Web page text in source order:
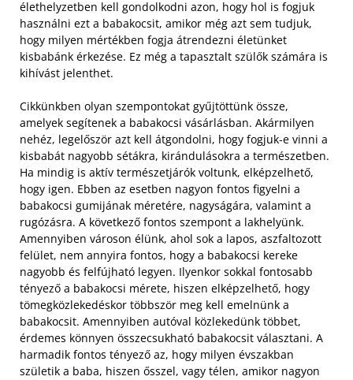
élethelyzetben kell gondolkodni azon, hogy hol is fogjuk
használni ezt a babakocsit, amikor még azt sem tudjuk,
hogy milyen mértékben fogja átrendezni életünket
kisbabánk érkezése. Ez még a tapasztalt szülők számára is
kihívást jelenthet.
Cikkünkben olyan szempontokat gyűjtöttünk össze,
amelyek segítenek a babakocsi vásárlásban. Akármilyen
nehéz, legelőször azt kell átgondolni, hogy fogjuk-e vinni a
kisbabát nagyobb sétákra, kirándulásokra a természetben.
Ha mindig is aktív természetjárók voltunk, elképzelhető,
hogy igen. Ebben az esetben nagyon fontos figyelni a
babakocsi gumijának méretére, nagyságára, valamint a
rugózásra. A következő fontos szempont a lakhelyünk.
Amennyiben városon élünk, ahol sok a lapos, aszfaltozott
felület, nem annyira fontos, hogy a babakocsi kereke
nagyobb és felfújható legyen. Ilyenkor sokkal fontosabb
tényező a babakocsi mérete, hiszen elképzelhető, hogy
tömegközlekedéskor többször meg kell emelnünk a
babakocsit. Amennyiben autóval közlekedünk többet,
érdemes könnyen összecsukható babakocsit választani. A
harmadik fontos tényező az, hogy milyen évszakban
születik a baba, hiszen ősszel, vagy télen, amikor nagyon